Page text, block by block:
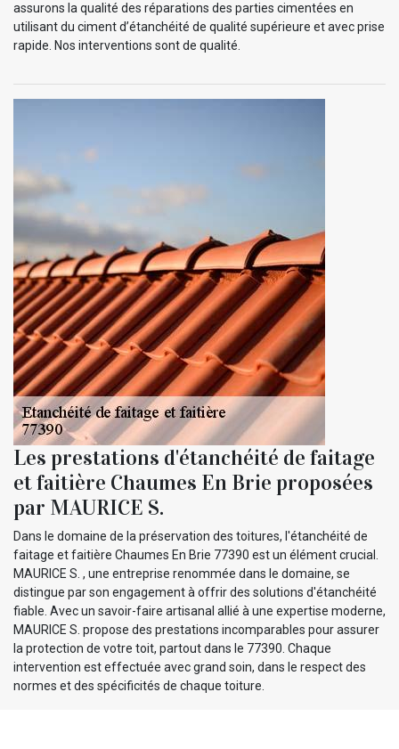
assurons la qualité des réparations des parties cimentées en
utilisant du ciment d’étanchéité de qualité supérieure et avec prise
rapide. Nos interventions sont de qualité.
Les prestations d'étanchéité de faitage
et faitière Chaumes En Brie proposées
par MAURICE S.
Dans le domaine de la préservation des toitures, l'étanchéité de
faitage et faitière Chaumes En Brie 77390 est un élément crucial.
MAURICE S. , une entreprise renommée dans le domaine, se
distingue par son engagement à offrir des solutions d'étanchéité
fiable. Avec un savoir-faire artisanal allié à une expertise moderne,
MAURICE S. propose des prestations incomparables pour assurer
la protection de votre toit, partout dans le 77390. Chaque
intervention est effectuée avec grand soin, dans le respect des
normes et des spécificités de chaque toiture.